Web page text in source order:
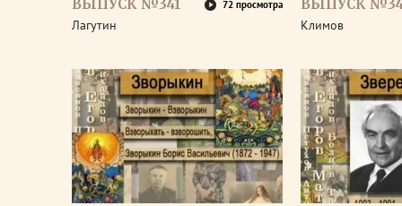
ВЫПУСК №341 72 просмотра
Лагутин
ВЫПУСК
Климов